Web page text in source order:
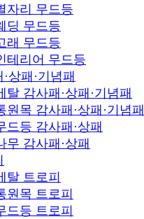
자리 무드등
딩 무드등
래 무드등
테리어 무드등
상패·기념패
탈 감사패·상패·기념패
원목 감사패·상패·기념패
드등 감사패·상패
무 감사패·상패
탈 트로피
원목 트로피
드등 트로피